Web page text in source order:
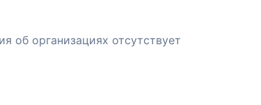
об организациях отсутствует